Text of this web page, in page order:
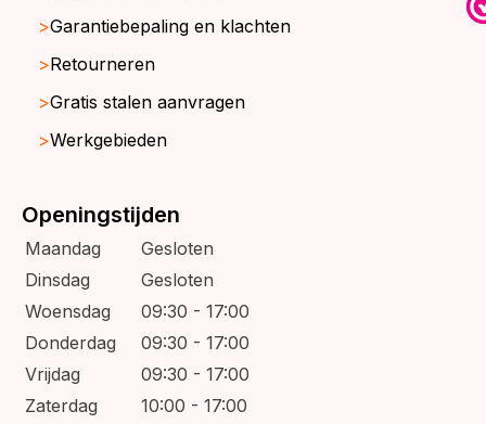
Garantiebepaling en klachten
Retourneren
Gratis stalen aanvragen
Werkgebieden
Openingstijden
Maandag
Gesloten
Dinsdag
Gesloten
Woensdag
09:30 - 17:00
Donderdag
09:30 - 17:00
Vrijdag
09:30 - 17:00
Zaterdag
10:00 - 17:00